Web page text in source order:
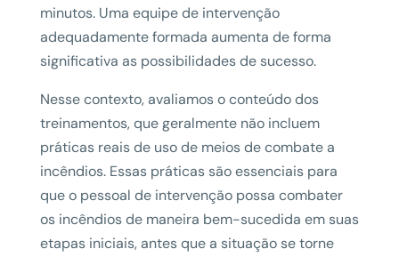
minutos. Uma equipe de intervenção
adequadamente formada aumenta de forma
significativa as possibilidades de sucesso.
Nesse contexto, avaliamos o conteúdo dos
treinamentos, que geralmente não incluem
práticas reais de uso de meios de combate a
incêndios. Essas práticas são essenciais para
que o pessoal de intervenção possa combater
os incêndios de maneira bem-sucedida em suas
etapas iniciais, antes que a situação se torne